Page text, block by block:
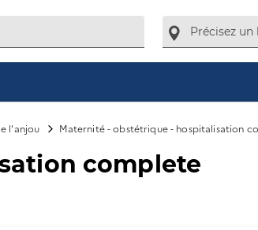
l'anjou Maternité - obstétrique - hospitalisation
complete